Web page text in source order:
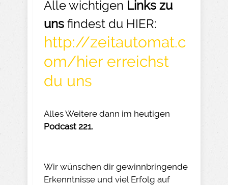
Alle wichtigen Links zu
uns findest du HIER:
http://zeitautomat.c
om/hier erreichst
du uns
Alles Weitere dann im heutigen
Podcast 221.
Wir wünschen dir gewinnbringende
Erkenntnisse und viel Erfolg auf